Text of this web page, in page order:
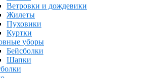
Ветровки и дождевики
Жилеты
Пуховики
Куртки
уборы
Бейсболки
Шапки